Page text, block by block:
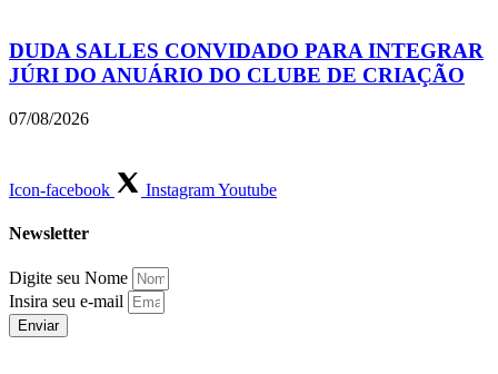
DUDA SALLES CONVIDADO PARA INTEGRAR
JÚRI DO ANUÁRIO DO CLUBE DE CRIAÇÃO
07/08/2026
Icon-facebook InstagramYoutube
Newsletter
Digite seu Nome
Insira seu e-mail
Enviar